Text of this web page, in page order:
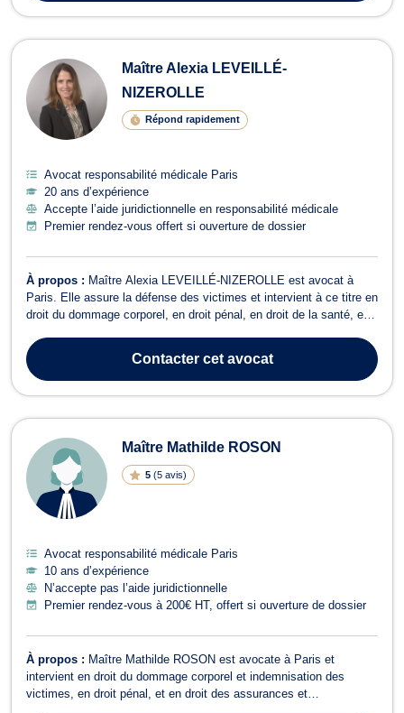
Maître Alexia LEVEILLÉ-
NIZEROLLE
Répond rapidement
Avocat responsabilité médicale Paris
20 ans d’expérience
Accepte l’aide juridictionnelle en responsabilité médicale
Premier rendez-vous offert si ouverture de dossier
À propos : Maître Alexia LEVEILLÉ-NIZEROLLE est avocat à
Paris. Elle assure la défense des victimes et intervient à ce titre en
droit du dommage corporel, en droit pénal, en droit de la santé, en
NIZEROLLE exerce en droit du dommage corporel pour des
préjudices résultant d...Contactercet avocat
Maître Mathilde ROSON
5 (5 avis)
Avocat responsabilité médicale Paris
10 ans d’expérience
N’accepte pas l’aide juridictionnelle
Premier rendez-vous à 200€ HT, offert si ouverture de dossier
À propos : Maître Mathilde ROSON est avocate à Paris et
intervient en droit du dommage corporel et indemnisation des
victimes, en droit pénal, et en droit des assurances et